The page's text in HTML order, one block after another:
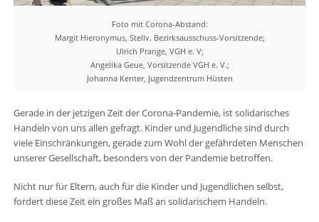
Foto mit Corona-Abstand:
Margit Hieronymus, Stellv. Bezirksausschuss-Vorsitzende;
Ulrich Prange, VGH e. V;
Angelika Geue, Vorsitzende VGH e. V.;
Johanna Kenter, Jugendzentrum Hüsten
Gerade in der jetzigen Zeit der Corona-Pandemie, ist solidarisches
Handeln von uns allen gefragt. Kinder und Jugendliche sind durch
viele Einschränkungen, gerade zum Wohl der gefährdeten Menschen
unserer Gesellschaft, besonders von der Pandemie betroffen.
Nicht nur für Eltern, auch für die Kinder und Jugendlichen selbst,
fordert diese Zeit ein großes Maß an solidarischem Handeln.